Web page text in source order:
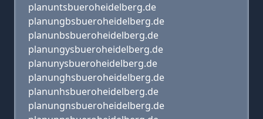
planuntsbueroheidelberg.de
planungbsbueroheidelberg.de
planunbsbueroheidelberg.de
planungysbueroheidelberg.de
planunysbueroheidelberg.de
planunghsbueroheidelberg.de
planunhsbueroheidelberg.de
planungnsbueroheidelberg.de